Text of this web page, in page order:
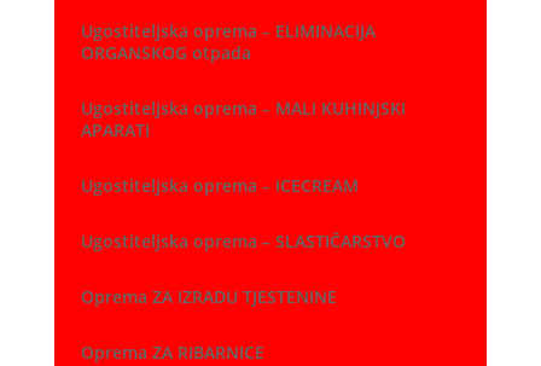
Ugostiteljska oprema – ELIMINACIJA
ORGANSKOG otpada
Ugostiteljska oprema – MALI KUHINJSKI
APARATI
Ugostiteljska oprema – ICECREAM
Ugostiteljska oprema – SLASTIČARSTVO
Oprema ZA IZRADU TJESTENINE
Oprema ZA RIBARNICE